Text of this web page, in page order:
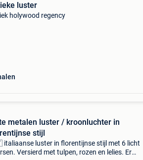
luster
holywood regency
metalen luster / kroonluchter in
stijl
luster in florentijnse stijl met 6 licht
Versierd met tulpen, rozen en lelies. Er